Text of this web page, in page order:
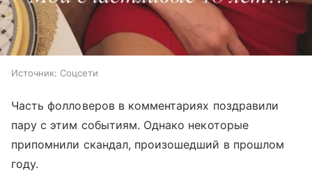
Источник: Соцсети
Часть фолловеров в комментариях поздравили
пару с этим событиям. Однако некоторые
припомнили скандал, произошедший в прошлом
году.